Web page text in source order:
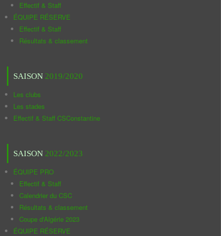
Effectif & Staff
ÉQUIPE RÉSERVE
Effectif & Staff
Résultats & classement
SAISON 2019/2020
Les clubs
Les stades
Effectif & Staff CSConstantine
SAISON 2022/2023
ÉQUIPE PRO
Effectif & Staff
Calendrier du CSC
Résultats & classement
Coupe d'Algérie 2023
ÉQUIPE RÉSERVE